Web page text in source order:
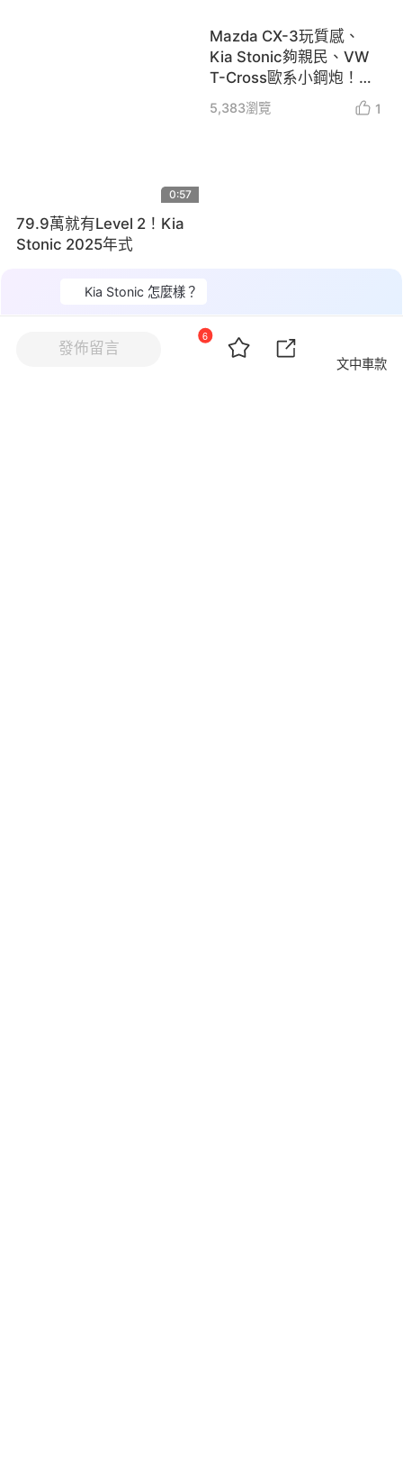
6
文中車款
Kia Stonic 怎麼樣？
0:57
79.9萬就有Level 2！Kia
Stonic 2025年式
Mazda CX-3玩質感、
Kia Stonic夠親民、VW
T-Cross歐系小鋼炮！誰
是最佳都會SUV？
5,383瀏覽 1